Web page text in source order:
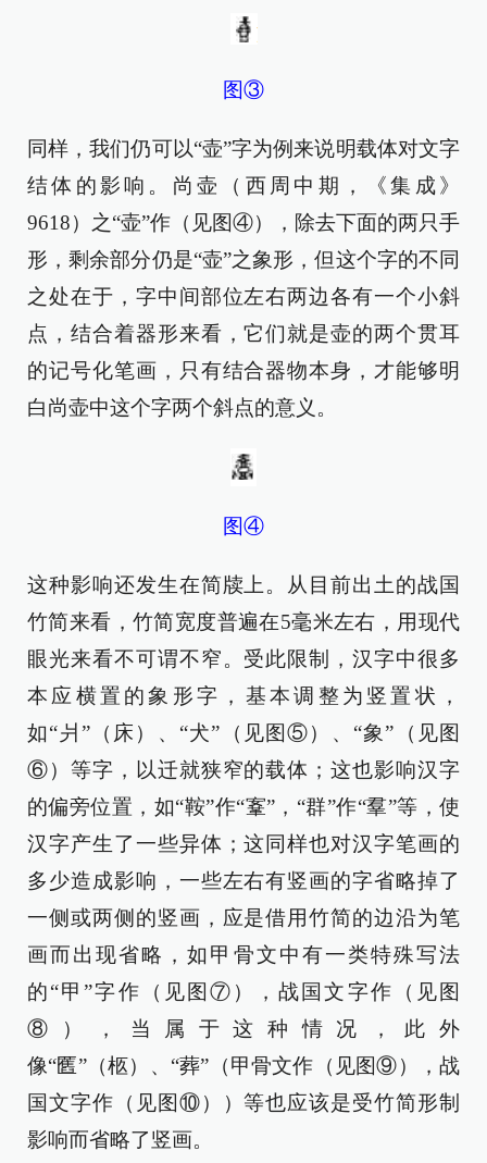
图③
同样，我们仍可以“壶”字为例来说明载体对文字
结体的影响。尚壶（西周中期，《集成》
9618）之“壶”作（见图④），除去下面的两只手
形，剩余部分仍是“壶”之象形，但这个字的不同
之处在于，字中间部位左右两边各有一个小斜
点，结合着器形来看，它们就是壶的两个贯耳
的记号化笔画，只有结合器物本身，才能够明
白尚壶中这个字两个斜点的意义。
图④
这种影响还发生在简牍上。从目前出土的战国
竹简来看，竹简宽度普遍在5毫米左右，用现代
眼光来看不可谓不窄。受此限制，汉字中很多
本应横置的象形字，基本调整为竖置状，
如“爿”（床）、“犬”（见图⑤）、“象”（见图
⑥）等字，以迁就狭窄的载体；这也影响汉字
的偏旁位置，如“鞍”作“鞌”，“群”作“羣”等，使
汉字产生了一些异体；这同样也对汉字笔画的
多少造成影响，一些左右有竖画的字省略掉了
一侧或两侧的竖画，应是借用竹简的边沿为笔
画而出现省略，如甲骨文中有一类特殊写法
的“甲”字作（见图⑦），战国文字作（见图
⑧），当属于这种情况，此外
像“匶”（柩）、“葬”（甲骨文作（见图⑨），战
国文字作（见图⑩））等也应该是受竹简形制
影响而省略了竖画。